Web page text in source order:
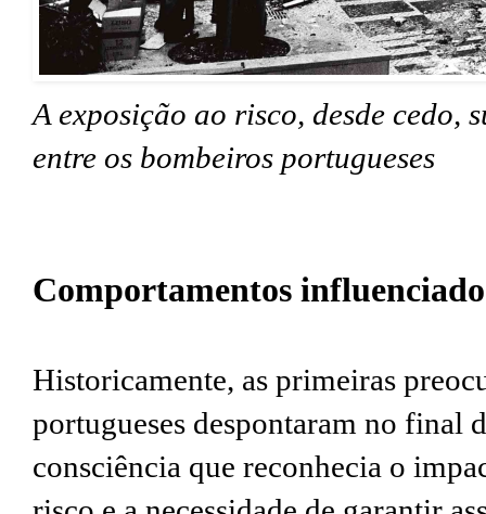
A exposição ao risco, desde cedo,
entre os bombeiros portugueses
Comportamentos
Historicamente, as primeiras
portugueses despontaram no final
consciência que reconhecia o